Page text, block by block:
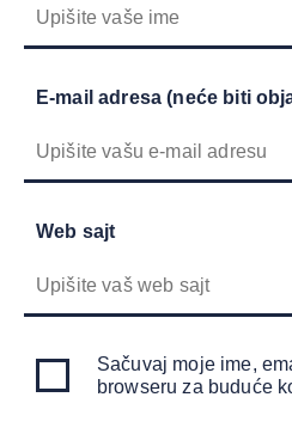
E-mail adresa (neće biti
Web sajt
Sačuvaj moje ime,
browseru za buduće